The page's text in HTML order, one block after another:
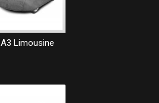
A3 Limousine